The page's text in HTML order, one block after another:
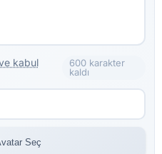
kabul
600 karakter
kaldı
Seç